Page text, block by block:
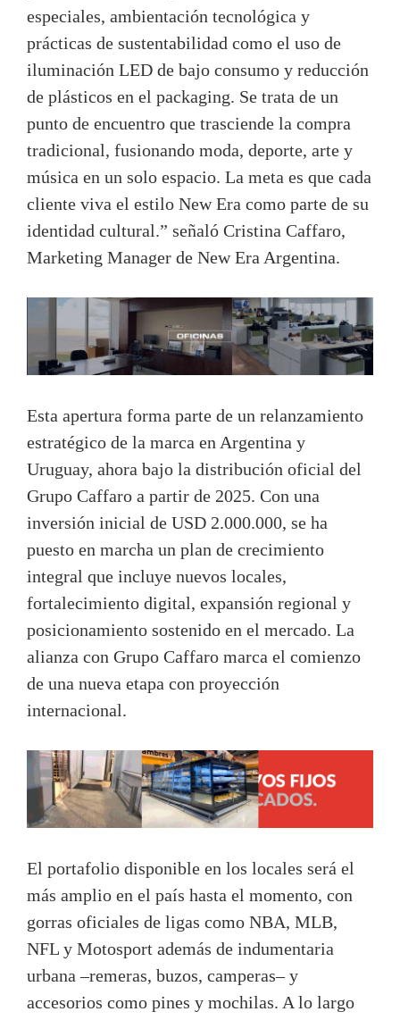
especiales, ambientación tecnológica y
prácticas de sustentabilidad como el uso de
iluminación LED de bajo consumo y reducción
de plásticos en el packaging. Se trata de un
punto de encuentro que trasciende la compra
tradicional, fusionando moda, deporte, arte y
música en un solo espacio. La meta es que cada
cliente viva el estilo New Era como parte de su
identidad cultural.” señaló Cristina Caffaro,
Marketing Manager de New Era Argentina.
Esta apertura forma parte de un relanzamiento
estratégico de la marca en Argentina y
Uruguay, ahora bajo la distribución oficial del
Grupo Caffaro a partir de 2025. Con una
inversión inicial de USD 2.000.000, se ha
puesto en marcha un plan de crecimiento
integral que incluye nuevos locales,
fortalecimiento digital, expansión regional y
posicionamiento sostenido en el mercado. La
alianza con Grupo Caffaro marca el comienzo
de una nueva etapa con proyección
internacional.
El portafolio disponible en los locales será el
más amplio en el país hasta el momento, con
gorras oficiales de ligas como NBA, MLB,
NFL y Motosport además de indumentaria
urbana –remeras, buzos, camperas– y
accesorios como pines y mochilas. A lo largo